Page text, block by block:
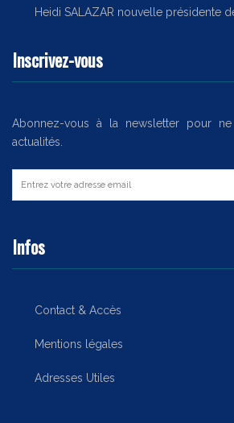
Heidi SALAZAR nouvelle présidente
Inscrivez-vous
Abonnez-vous à la newsletter pour
actualités.
Infos
Contact & Accès
Mentions légales
Adresses Utiles